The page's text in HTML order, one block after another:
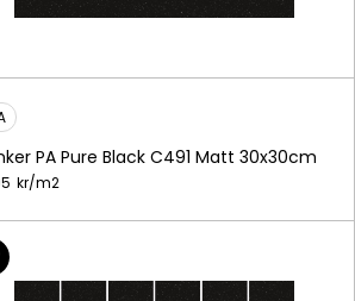
PA Pure Black C491 Matt 30x30cm
kr/m2